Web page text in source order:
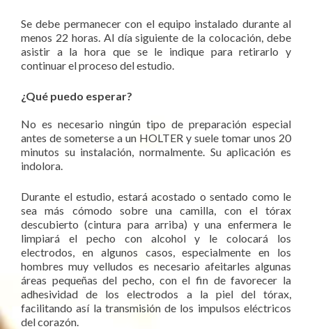
Se debe permanecer con el equipo instalado durante al
menos 22 horas. Al día siguiente de la colocación, debe
asistir a la hora que se le indique para retirarlo y
continuar el proceso del estudio.
¿Qué puedo esperar?
No es necesario ningún tipo de preparación especial
antes de someterse a un HOLTER y suele tomar unos 20
minutos su instalación, normalmente. Su aplicación es
indolora.
Durante el estudio, estará acostado o sentado como le
sea más cómodo sobre una camilla, con el tórax
descubierto (cintura para arriba) y una enfermera le
limpiará el pecho con alcohol y le colocará los
electrodos, en algunos casos, especialmente en los
hombres muy velludos es necesario afeitarles algunas
áreas pequeñas del pecho, con el fin de favorecer la
adhesividad de los electrodos a la piel del tórax,
facilitando así la transmisión de los impulsos eléctricos
del corazón.